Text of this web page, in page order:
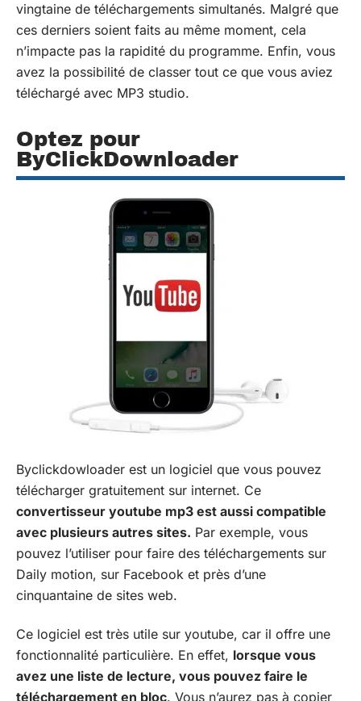
vingtaine de téléchargements simultanés. Malgré que
ces derniers soient faits au même moment, cela
n’impacte pas la rapidité du programme. Enfin, vous
avez la possibilité de classer tout ce que vous aviez
téléchargé avec MP3 studio.
Optez pour
ByClickDownloader
Byclickdowloader est un logiciel que vous pouvez
télécharger gratuitement sur internet. Ce
convertisseur youtube mp3 est aussi compatible
avec plusieurs autres sites. Par exemple, vous
pouvez l’utiliser pour faire des téléchargements sur
Daily motion, sur Facebook et près d’une
cinquantaine de sites web.
Ce logiciel est très utile sur youtube, car il offre une
fonctionnalité particulière. En effet, lorsque vous
avez une liste de lecture, vous pouvez faire le
téléchargement en bloc. Vous n’aurez pas à copier